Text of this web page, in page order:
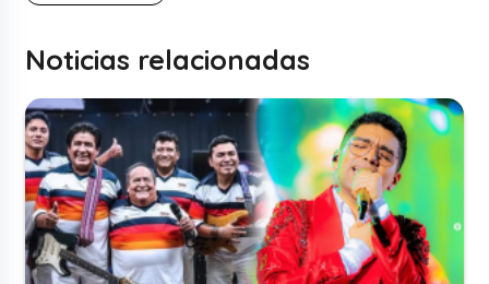
Noticias relacionadas